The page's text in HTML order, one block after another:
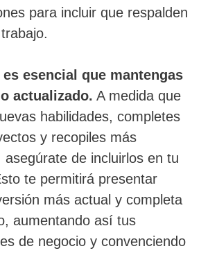
para incluir que respalden
es esencial que mantengas
actualizado. A medida que
habilidades, completes
y recopiles más
asegúrate de incluirlos en tu
te permitirá presentar
más actual y completa
aumentando así tus
de negocio y convenciendo